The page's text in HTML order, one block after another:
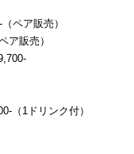
ペア販売）
ア販売）
（1ドリンク付）